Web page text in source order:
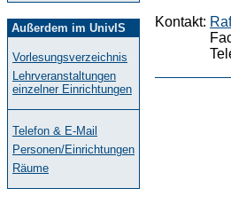
Außerdem im UnivIS
Vorlesungsverzeichnis
Lehrveranstaltungen
einzelner Einrichtungen
Telefon & E-Mail
Personen/Einrichtungen
Räume
Kontakt: